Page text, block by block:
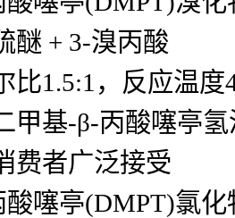
醚 + 3-溴丙酸
比1.5:1，反应温
甲基-β-丙酸噻亭
费者广泛接受
噻亭(DMPT)氯